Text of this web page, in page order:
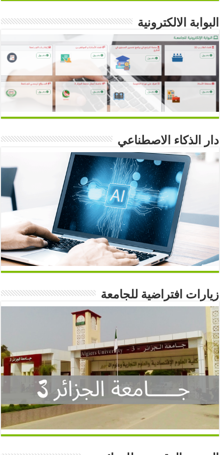
البوابة الالكترونية
دار الذكاء الاصطناعي
زيارات افتراضية للجامعة